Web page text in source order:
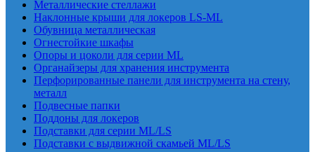
Металлические стеллажи
Наклонные крыши для локеров LS-ML
Обувница металлическая
Огнестойкие шкафы
Опоры и цоколи для серии ML
Органайзеры для хранения инструмента
Перфорированные панели для инструмента на стену,
металл
Подвесные папки
Поддоны для локеров
Подставки для серии ML/LS
Подставки с выдвижной скамьей ML/LS